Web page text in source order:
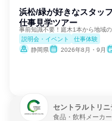
浜松/緑が好きなスタッ
仕事見学ツアー
事前知識不要！庭木1本から地域
説明会・イベント
仕事体験
静岡県
2026年8月・9月
セントラルトリ
食品・飲料メーカ